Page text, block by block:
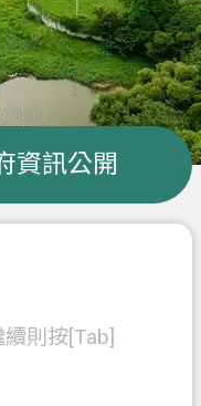
資訊公開
則按[Tab]